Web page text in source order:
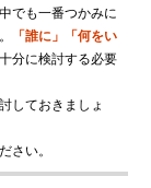
でも一番つかみに
「誰に」「何をい
分に検討する必要
しておきましょ
さい。